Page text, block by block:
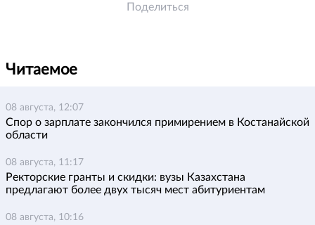
Поделиться
Читаемое
08 августа, 12:07
Спор о зарплате закончился примирением в Костанайской
области
08 августа, 11:17
Ректорские гранты и скидки: вузы Казахстана
предлагают более двух тысяч мест абитуриентам
08 августа, 10:16